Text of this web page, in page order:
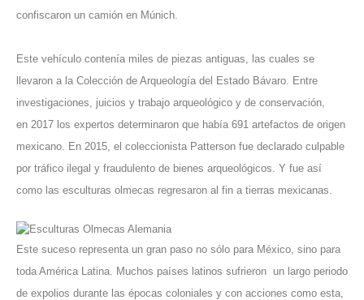
confiscaron un camión en Múnich.
Este vehículo contenía miles de piezas antiguas, las cuales se
llevaron a la Colección de Arqueología del Estado Bávaro. Entre
investigaciones, juicios y trabajo arqueológico y de conservación,
en 2017 los expertos determinaron que había 691 artefactos de origen
mexicano. En 2015, el coleccionista Patterson fue declarado culpable
por tráfico ilegal y fraudulento de bienes arqueológicos. Y fue así
como las esculturas olmecas regresaron al fin a tierras mexicanas.
Este suceso representa un gran paso no sólo para México, sino para
toda América Latina. Muchos países latinos sufrieron un largo periodo
de expolios durante las épocas coloniales y con acciones como esta,